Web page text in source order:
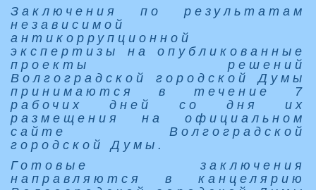
Заключения по результатам
независимой
антикоррупционной
экспертизы на опубликованные
проекты решений
Волгоградской городской Думы
принимаются в течение 7
рабочих дней со дня их
размещения на официальном
сайте Волгоградской
городской Думы.
Готовые заключения
направляются в канцелярию